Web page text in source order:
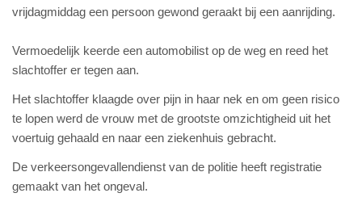
vrijdagmiddag een persoon gewond geraakt bij een aanrijding.
Vermoedelijk keerde een automobilist op de weg en reed het
slachtoffer er tegen aan.
Het slachtoffer klaagde over pijn in haar nek en om geen risico
te lopen werd de vrouw met de grootste omzichtigheid uit het
voertuig gehaald en naar een ziekenhuis gebracht.
De verkeersongevallendienst van de politie heeft registratie
gemaakt van het ongeval.